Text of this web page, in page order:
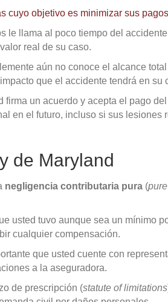
cuyo objetivo es minimizar sus
le llama al poco tiempo del
real de su caso.
aún no conoce el alcance
que el accidente tendrá en su
firma un acuerdo y acepta el pago
en el futuro, incluso si sus lesiones
de Maryland
negligencia contributaria pura (
usted tuvo aunque sea un mínimo
cualquier compensación.
que usted cuente con
a la aseguradora.
de prescripción (statute of limitations